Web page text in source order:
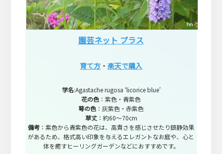
園芸ネット プラス
育て方 ・ 楽天で購入
学名:Agastache rugosa ‘licorice blue’
花の色 ：紫色・青紫色
萼の色 ：灰紫色・赤紫色
草丈：約60～70cm
備考 ：紫色から青紫色の花は、高貴さを感じさせたり鎮静効果
があるため、格式高い印象を与えるエレガントなお庭や、心と
体を癒すヒーリングガーデンなどにおすすめです。